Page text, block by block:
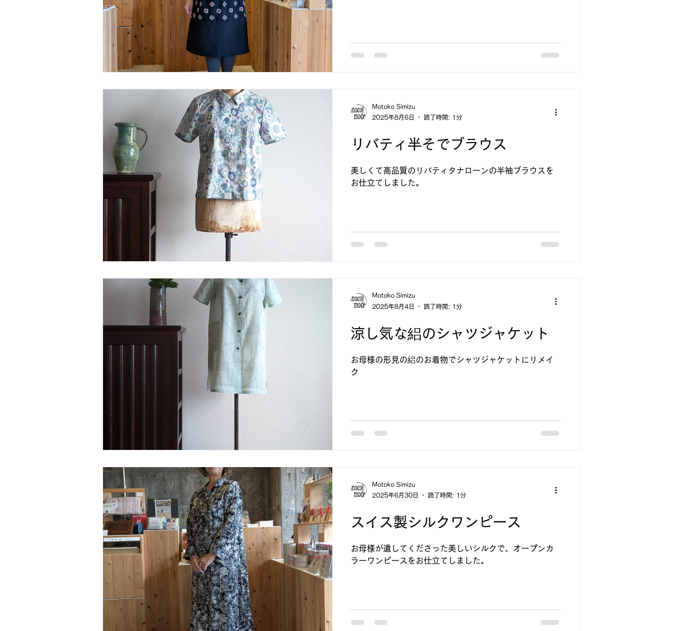
リバティ半そでブラウス
美しくて高品質のリバティタナローンの半袖ブラウスを
お仕立てしました。
Motoko Simizu
2025年8月6日
読了時間: 1分
涼し気な絽のシャツジャケット
お母様の形見の絽のお着物でシャツジャケットにリメイ
ク
Motoko Simizu
2025年8月4日
読了時間: 1分
スイス製シルクワンピース
お母様が遺してくださった美しいシルクで、オープンカ
ラーワンピースをお仕立てしました。
Motoko Simizu
2025年6月30日
読了時間: 1分